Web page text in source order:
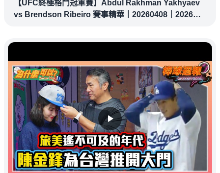
【UFC終極格鬥冠軍賽】Abdul Rakhman Yakhyaev
vs Brendson Ribeiro 賽事精華｜20260408｜2026